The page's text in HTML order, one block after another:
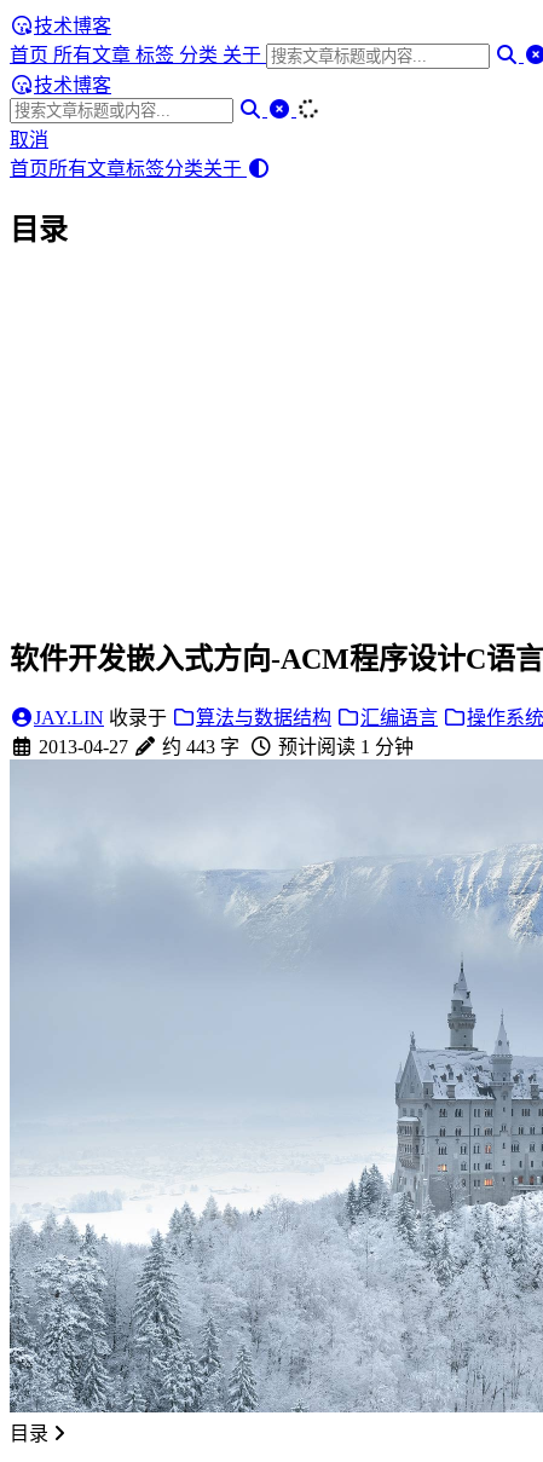
技术博客
首页 所有文章 标签 分类 关于
技术博客
取消
首页所有文章标签分类关于
目录
软件开发嵌入式方向-ACM程序设计C语
JAY.LIN 收录于 算法与数据结构 汇编语言 操作系统
2013-04-27
约 443 字 预计阅读 1 分钟
目录